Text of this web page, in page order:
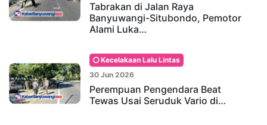
Tabrakan di Jalan Raya
Banyuwangi-Situbondo, Pemotor
Alami Luka…
Kecelakaan Lalu Lintas
30 Jun 2026
Perempuan Pengendara Beat
Tewas Usai Seruduk Vario di…